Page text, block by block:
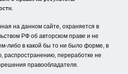
на данном сайте, охраняется в
РФ об авторском праве и не
либо в какой бы то ни было форме, в
распространению, переработке не
правообладателя.